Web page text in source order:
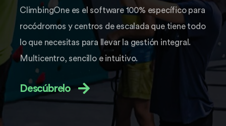
ClimbingOne es el software 100% específico para
rocódromos y centros de escalada que tiene todo
lo que necesitas para llevar la gestión integral.
Multicentro, sencillo e intuitivo.
Descúbrelo